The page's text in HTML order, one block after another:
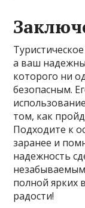
а ваш
которого ни
безопасным.
том, как
Подходите к
заранее и
надежность
полной ярких
радости!